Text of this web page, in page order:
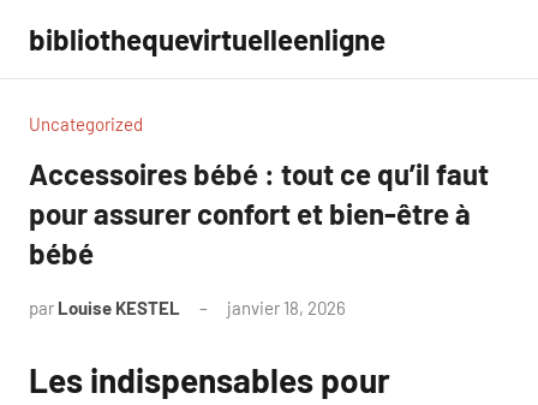
contenu
bibliothequevirtuelleenligne
Uncategorized
Accessoires bébé : tout ce qu’il faut
pour assurer confort et bien-être à
bébé
par Louise KESTEL janvier 18, 2026
Les indispensables pour